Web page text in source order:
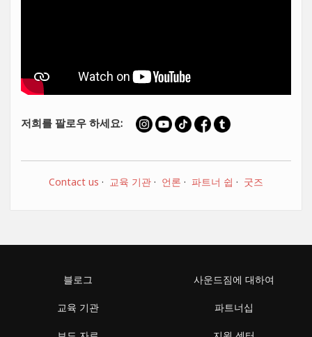
저희를 팔로우 하세요:
Contact us · 교육 기관 · 언론 · 파트너 쉽 · 굿즈
블로그
교육 기관
사운드짐에 대하여
파트너십